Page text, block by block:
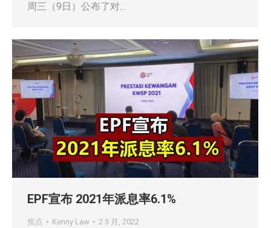
周三（9日）公布了对…
EPF宣布 2021年派息率6.1%
焦点 Kenny Law 2 3 月, 2022